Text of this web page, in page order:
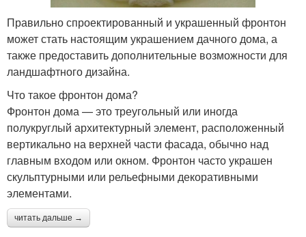
Правильно спроектированный и украшенный фронтон
может стать настоящим украшением дачного дома, а
также предоставить дополнительные возможности для
ландшафтного дизайна.
Что такое фронтон дома?
Фронтон дома — это треугольный или иногда
полукруглый архитектурный элемент, расположенный
вертикально на верхней части фасада, обычно над
главным входом или окном. Фронтон часто украшен
скульптурными или рельефными декоративными
элементами.
читать дальше →